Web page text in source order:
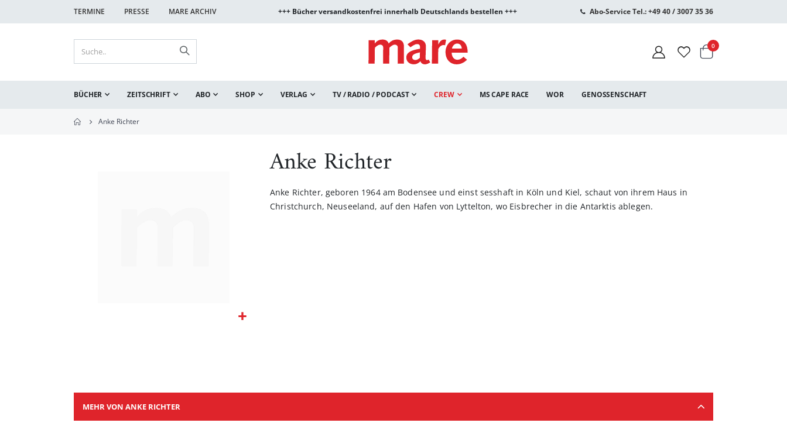
TERMINE PRESSE MARE ARCHIV +++ Bücher versandkostenfrei innerhalb Deutschlands bestellen +++ Abo-Service Tel.: +49 40 / 3007 35 36
Warenkorb
0Artikel
BÜCHER ZEITSCHRIFT ABO SHOP VERLAG TV / RADIO / PODCAST CREW MS CAPE RACE WOR GENOSSENSCHAFT
Anke Richter
Anke Richter
Anke Richter, geboren 1964 am Bodensee und einst sesshaft in Köln und Kiel, schaut von ihrem Haus in
Christchurch, Neuseeland, auf den Hafen von Lyttelton, wo Eisbrecher in die Antarktis ablegen.
MEHR VON ANKE RICHTER